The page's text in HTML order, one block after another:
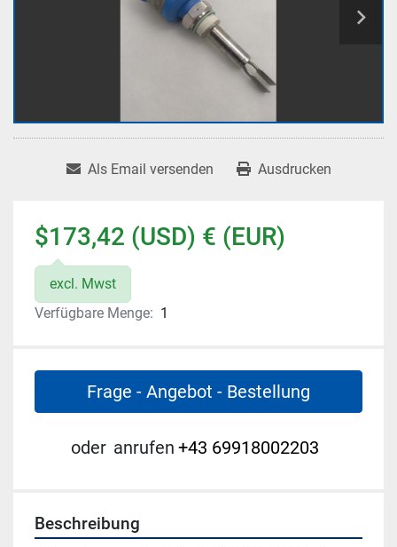
Als Email versenden Ausdrucken
$173,42 (USD) € (EUR)
excl. Mwst
Verfügbare Menge: 1
Frage - Angebot - Bestellung
oder anrufen +43 69918002203
Beschreibung